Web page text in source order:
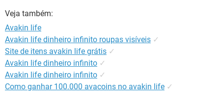
GUIA DE COMPRAS
Veja também:
Avakin life
Avakin life dinheiro infinito roupas visíveis ✓
Site de itens avakin life grátis ✓
Avakin life dinheiro infinito ✓
Avakin life dinheiro infinito ✓
Como ganhar 100.000 avacoins no avakin life ✓